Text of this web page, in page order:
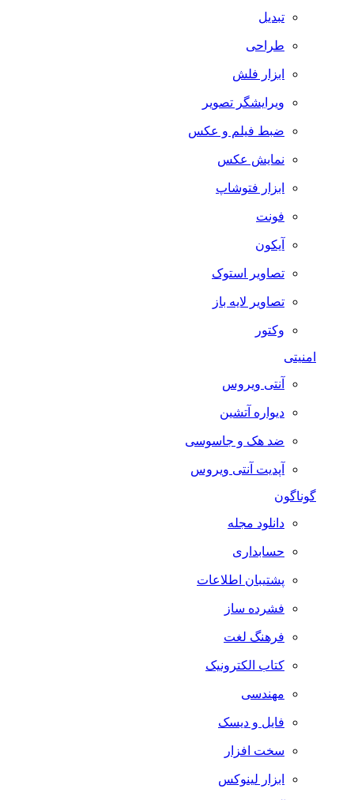
تبدیل
طراحی
ابزار فلش
ویرایشگر تصویر
ضبط فيلم و عكس
نمایش عکس
ابزار فتوشاپ
فونت
آیکون
تصاویر استوک
تصاویر لایه باز
وکتور
امنیتی
آنتی ویروس
دیواره آتشین
ضد هک و جاسوسی
آپدیت آنتی ویروس
گوناگون
دانلود مجله
حسابداری
پشتیبان اطلاعات
فشرده ساز
فرهنگ لغت
کتاب الکترونیک
مهندسی
فایل و دیسک
سخت افزار
ابزار لینوکس